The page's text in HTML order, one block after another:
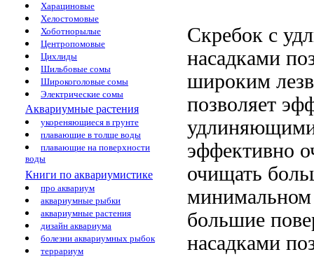
Харациновые
Хелостомовые
Хоботнорылые
Центропомовые
Цихлиды
Шильбовые сомы
Широкоголовые сомы
Электрические сомы
Аквариумные растения
укореняющиеся в грунте
плавающие в толще воды
плавающие на поверхности
воды
Книги по аквариумистике
про аквариум
аквариумные рыбки
аквариумные растения
дизайн аквариума
болезни аквариумных рыбок
террариум
Скребок с
насадками
широким
позволяет
эффективно
очищать
большие
насадками